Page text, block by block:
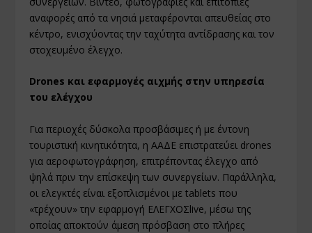
αναφορές από τα νησιά μεταφέρονται απευθείας στο
κέντρο, ενισχύοντας την ταχύτητα αντίδρασης και τον
στοχευμένο έλεγχο.
Drones και εφαρμογές αιχμής στην υπηρεσία
του ελέγχου
Για περιοχές δύσκολα προσβάσιμες ή με έντονη
τουριστική κινητικότητα, η ΑΑΔΕ επιστρατεύει drones
για αεροφωτογράφηση, επιτρέποντας έλεγχο από
ψηλά πριν την επίσκεψη των συνεργείων. Παράλληλα,
οι ελεγκτές είναι εξοπλισμένοι με tablets που
«τρέχουν» την εφαρμογή ΕΛΕΓΧΟΣlive, μέσω της
οποίας αποκτούν άμεση πρόσβαση στο πλήρες